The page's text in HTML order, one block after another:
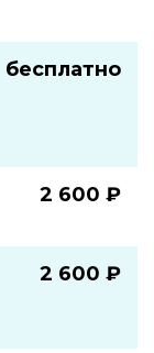
бесплатно
2 600 ₽
2 600 ₽